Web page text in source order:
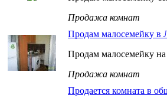
Продажа комнат
Продам малосемейку в
Продам малосемейку
Продажа комнат
Продается комната в